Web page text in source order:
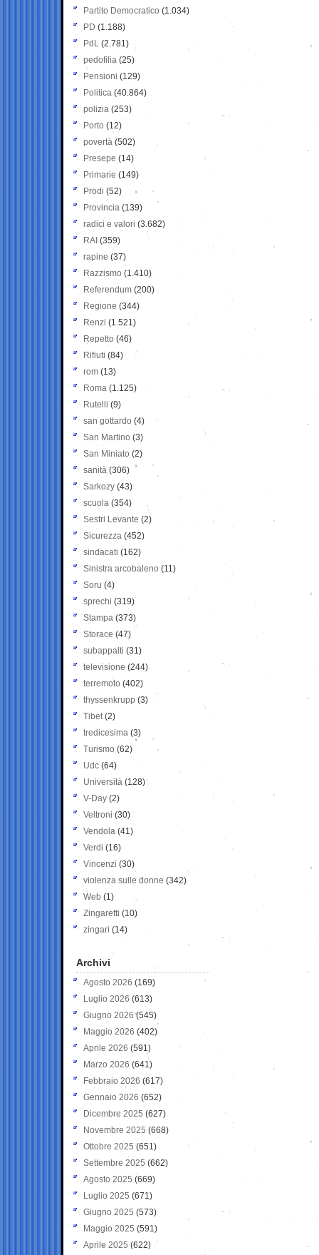
Partito Democratico (1.034)
PD (1.188)
PdL (2.781)
pedofilia (25)
Pensioni (129)
Politica (40.864)
polizia (253)
Porto (12)
povertà (502)
Presepe (14)
Primarie (149)
Prodi (52)
Provincia (139)
radici e valori (3.682)
RAI (359)
rapine (37)
Razzismo (1.410)
Referendum (200)
Regione (344)
Renzi (1.521)
Repetto (46)
Rifiuti (84)
rom (13)
Roma (1.125)
Rutelli (9)
san gottardo (4)
San Martino (3)
San Miniato (2)
sanità (306)
Sarkozy (43)
scuola (354)
Sestri Levante (2)
Sicurezza (452)
sindacati (162)
Sinistra arcobaleno (11)
Soru (4)
sprechi (319)
Stampa (373)
Storace (47)
subappalti (31)
televisione(244)
terremoto (402)
thyssenkrupp (3)
Tibet(2)
tredicesima (3)
Turismo (62)
Udc (64)
Università (128)
V-Day (2)
Veltroni (30)
Vendola (41)
Verdi (16)
Vincenzi (30)
violenza sulle donne (342)
Web (1)
Zingaretti (10)
zingari (14)
Archivi
Agosto 2026 (169)
Luglio 2026 (613)
Giugno 2026 (545)
Maggio 2026 (402)
Aprile 2026 (591)
Marzo 2026 (641)
Febbraio 2026 (617)
Gennaio 2026 (652)
Dicembre 2025 (627)
Novembre 2025 (668)
Ottobre 2025 (651)
Settembre 2025 (662)
Agosto 2025 (669)
Luglio 2025 (671)
Giugno 2025 (573)
Maggio 2025 (591)
Aprile 2025 (622)